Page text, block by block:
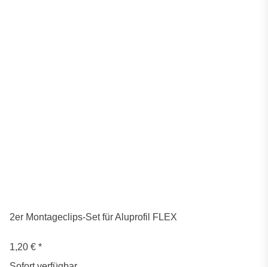
2er Montageclips-Set für Aluprofil FLEX
1,20 € *